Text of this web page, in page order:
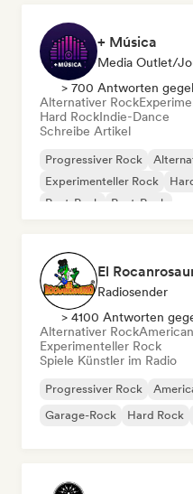
+ Música
Media Outlet/
> 700 Antworten
Alternativer Rock
Hard RockIndie-Dance
Schreibe Artikel
Progressiver Rock
Experimenteller Rock
Post-Punk
Post-Rock
El
Radiosender
> 4100 Antworten
Alternativer Rock
Experimenteller Rock
Spiele Künstler im Radio
Progressiver Rock
Garage-Rock
Hard Rock